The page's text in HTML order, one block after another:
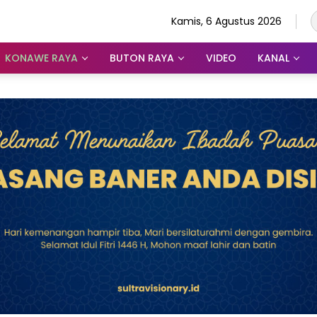
Kamis, 6 Agustus 2026
KONAWE RAYA BUTON RAYA VIDEO KANAL